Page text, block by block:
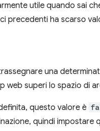
utile quando sai
precedenti ha scarso
una
web superi lo spazio di
questo valore è
quindi impostare